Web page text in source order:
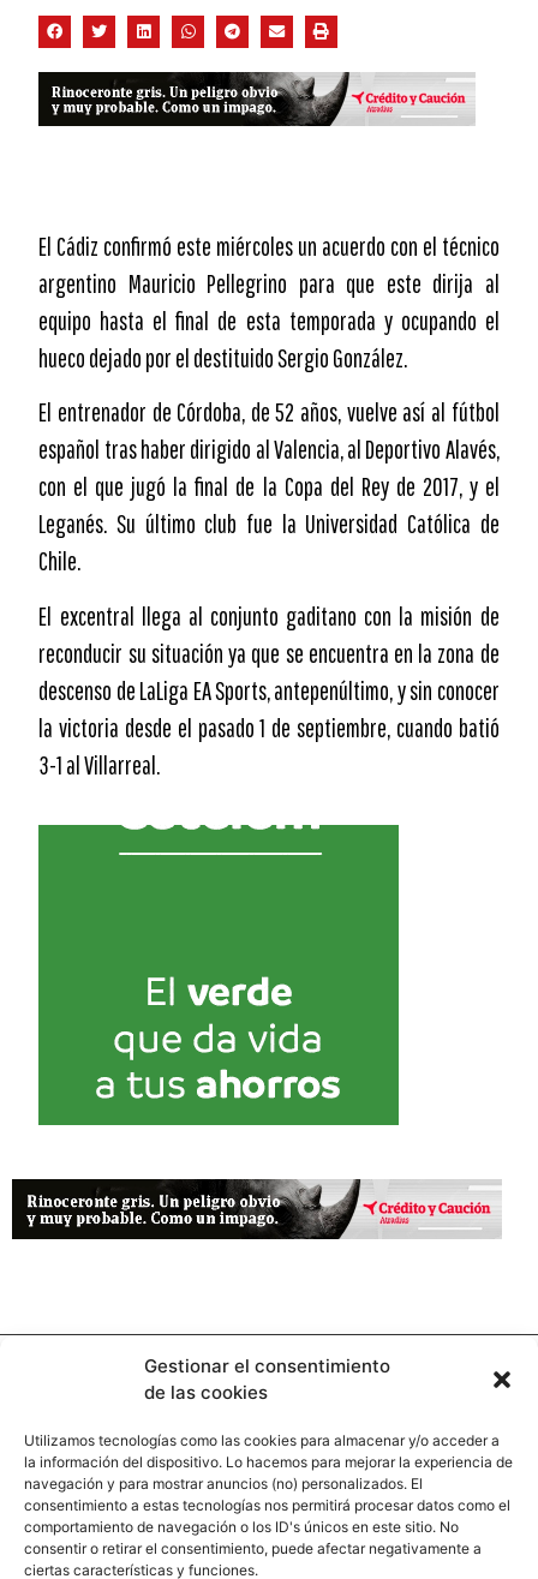
Gestionar el consentimiento
de las cookies
Utilizamos tecnologías como las cookies para almacenar y/o acceder a
la información del dispositivo. Lo hacemos para mejorar la experiencia de
navegación y para mostrar anuncios (no) personalizados. El
consentimiento a estas tecnologías nos permitirá procesar datos como el
comportamiento de navegación o los ID's únicos en este sitio. No
consentir o retirar el consentimiento, puede afectar negativamente a
ciertas características y funciones.
El Cádiz confirmó este miércoles un acuerdo con el técnico
argentino Mauricio Pellegrino para que este dirija al
equipo hasta el final de esta temporada y ocupando el
hueco dejado por el destituido Sergio González.
El entrenador de Córdoba, de 52 años, vuelve así al fútbol
español tras haber dirigido al Valencia, al Deportivo Alavés,
con el que jugó la final de la Copa del Rey de 2017, y el
Leganés. Su último club fue la Universidad Católica de
Chile.
El excentral llega al conjunto gaditano con la misión de
reconducir su situación ya que se encuentra en la zona de
descenso de LaLiga EA Sports, antepenúltimo, y sin conocer
la victoria desde el pasado 1 de septiembre, cuando batió
3-1 al Villarreal.
Contacto
Calle Pinar, 5, 28006 Madrid
+34 91 745 58 38